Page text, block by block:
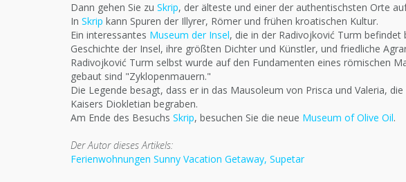
Dann gehen Sie zu Skrip, der älteste und einer der authentischsten Orte
In Skrip kann Spuren der Illyrer, Römer und frühen kroatischen Kultur.
Ein interessantes Museum der Insel, die in der Radivojković Turm
Geschichte der Insel, ihre größten Dichter und Künstler, und friedliche
Radivojković Turm selbst wurde auf den Fundamenten eines römischen
gebaut sind "Zyklopenmauern."
Die Legende besagt, dass er in das Mausoleum von Prisca und Valeria,
Kaisers Diokletian begraben.
Am Ende des Besuchs Skrip, besuchen Sie die neue Museum of Olive Oil.
Der Autor dieses Artikels:
Ferienwohnungen Sunny Vacation Getaway, Supetar